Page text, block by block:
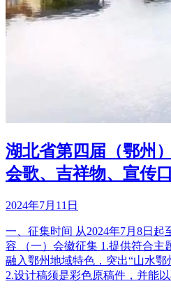
湖北省第四届（鄂州
会歌、吉祥物、宣传
2024年7月11日
一、征集时间 从2024年7月8日起
容 （一）会徽征集 1.提供符合主
融入鄂州地域特色，突出“山水鄂
2.设计稿须是彩色原稿件，并能